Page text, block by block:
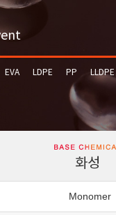
EVA LDPE PP LLDPE
화성
Monomer